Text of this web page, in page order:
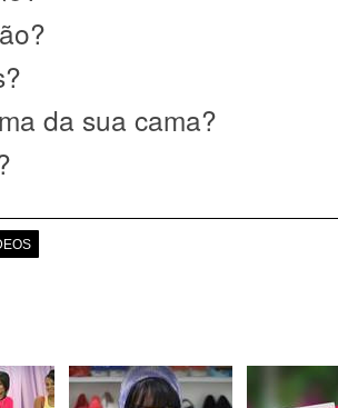
da sua cama?